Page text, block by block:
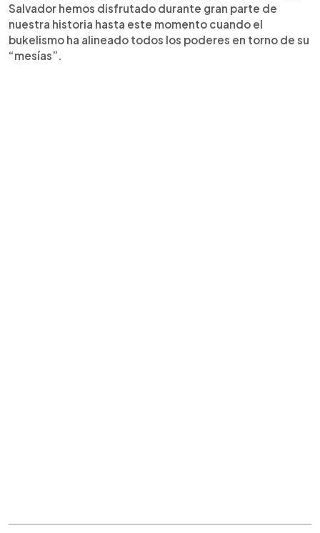
Salvador hemos disfrutado durante gran parte de
nuestra historia hasta este momento cuando el
bukelismo ha alineado todos los poderes en torno de su
“mesías”.